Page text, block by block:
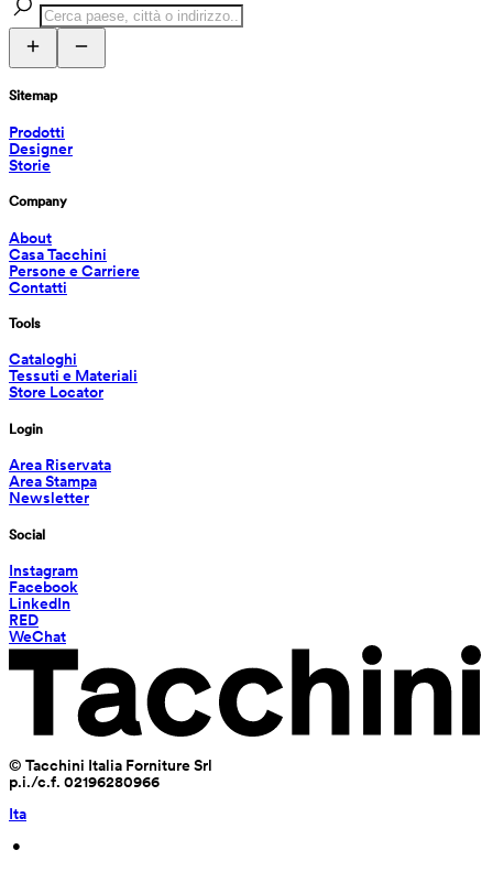
Sitemap
Prodotti
Designer
Storie
Company
About
Casa Tacchini
Persone e Carriere
Contatti
Tools
Cataloghi
Tessuti e Materiali
Store Locator
Login
Area Riservata
Area Stampa
Newsletter
Social
Instagram
Facebook
LinkedIn
RED
WeChat
© Tacchini Italia Forniture Srl
p.i./c.f. 02196280966
Ita
•